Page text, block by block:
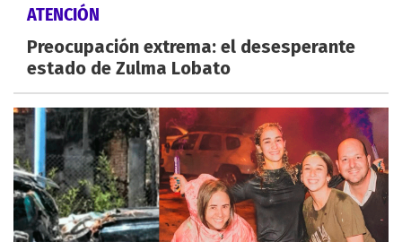
ATENCIÓN
Preocupación extrema: el desesperante
estado de Zulma Lobato